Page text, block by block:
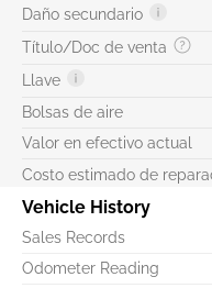
Daño secundario
Título/Doc de venta
Llave
Bolsas de aire
Valor en efectivo actual
Costo estimado de
Vehicle History
Sales Records
Odometer Reading